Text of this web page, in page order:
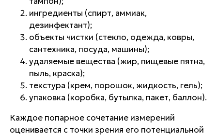
ингредиенты (спирт, аммиак,
дезинфектант);
объекты чистки (стекло, одежда, ковры,
сантехника, посуда, машины);
удаляемые вещества (жир, пищевые пятна,
пыль, краска);
текстура (крем, порошок, жидкость, гель);
упаковка (коробка, бутылка, пакет, баллон).
Каждое попарное сочетание измерений
оценивается с точки зрения его потенциальной